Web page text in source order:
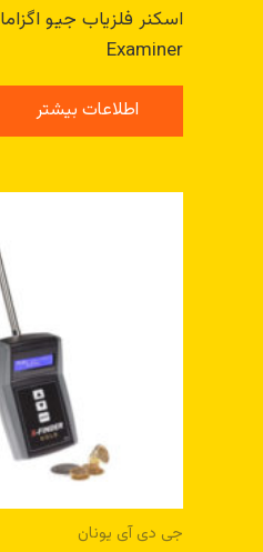
Examiner
اطلاعات بیشتر
جی دی آی یونان